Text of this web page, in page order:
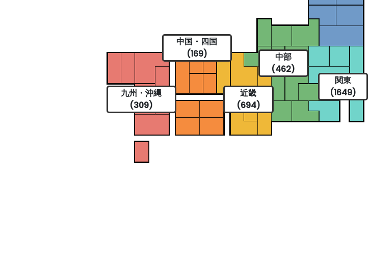
関東
(1649)
中部
(462)
近畿
(694)
中国・四国
(169)
九州・沖縄
(309)